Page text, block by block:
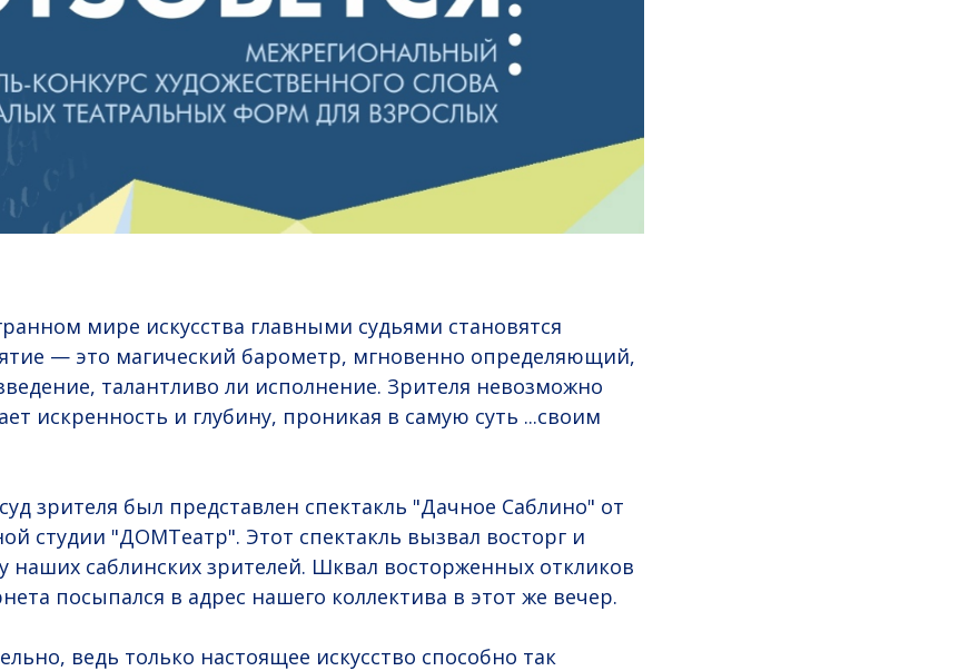
мире искусства главными судьями становятся
— это магический барометр, мгновенно определяющий,
талантливо ли исполнение. Зрителя невозможно
искренность и глубину, проникая в самую суть ...своим
зрителя был представлен спектакль "Дачное Саблино" от
студии "ДОМТеатр". Этот спектакль вызвал восторг и
наших саблинских зрителей. Шквал восторженных откликов
посыпался в адрес нашего коллектива в этот же вечер.
ведь только настоящее искусство способно так